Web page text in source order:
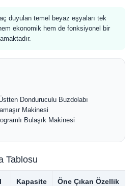
duyulan temel beyaz eşyaları tek
ekonomik hem de fonksiyonel bir
Donduruculu Buzdolabı
Makinesi
Bulaşık Makinesi
Tablosu
Kapasite Öne Çıkan Özellik